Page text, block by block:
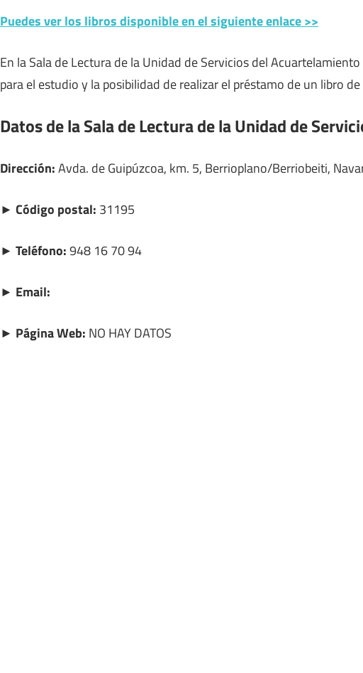
Puedes ver los libros disponible en el siguiente enlace >>
En la Sala de Lectura de la Unidad de Servicios del
para el estudio y la posibilidad de realizar el préstamo de un libro
Datos de la Sala de Lectura de la Unidad de
Dirección:Avda. de Guipúzcoa, km. 5, Berrioplano/Berriobeiti,
► Código postal: 31195
► Teléfono:948 16 70 94
► Email:
► Página Web: NO HAY DATOS